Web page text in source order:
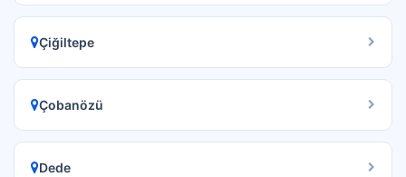
Çiğiltepe
Çobanözü
Dede